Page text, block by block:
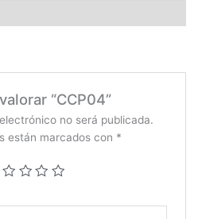
“CCP04”
no será publicada.
están marcados con *